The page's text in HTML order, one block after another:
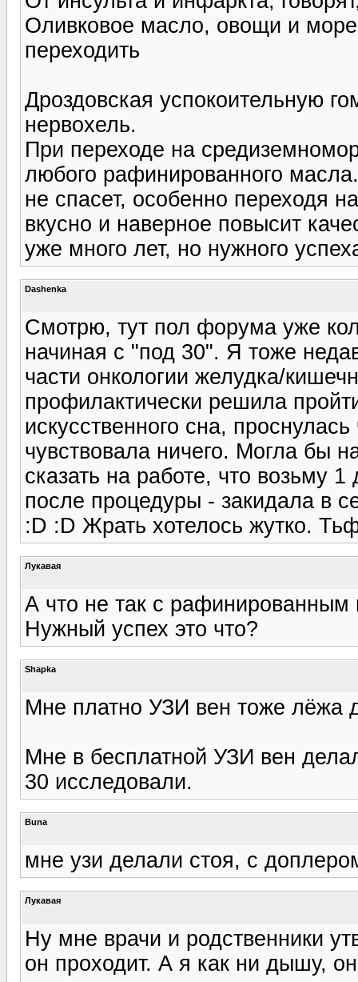
Оливковое масло, овощи и
переходить
Дроздовская успокоительную
нервохель.
При переходе на
любого рафинированного
не спасет, особенно переходя
вкусно и наверное повысит
уже много лет, но нужного
Dashenka
Смотрю, тут пол форума уже
начиная с "под 30". Я тоже
части онкологии желудка/
профилактически решила
искусственного сна,
чувствовала ничего. Могла бы
сказать на работе, что возьму
после процедуры - закидала в
:D :D Жрать хотелось жутко.
Лукавая
А что не так с
Нужный успех это что?
Shapka
Мне платно УЗИ вен тоже лёжа
Мне в бесплатной УЗИ вен
30 исследовали.
Buna
мне узи делали стоя, с
Лукавая
Ну мне врачи и родственники
он проходит. А я как ни дышу,